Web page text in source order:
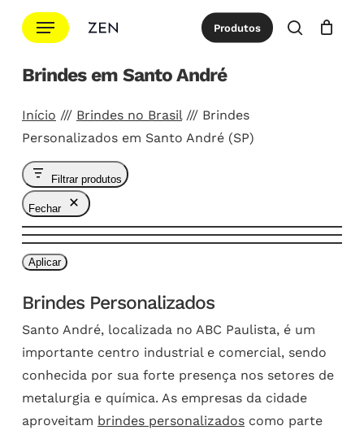
para
conteúdo
Menu Produtos
procurar
Cotação Close
Brindes em Santo André
Início /// Brindes no Brasil/// Brindes
Personalizados em Santo André (SP)
Filtrar produtos
Fechar
Aplicar
Brindes Personalizados
Santo André, localizada no ABC Paulista, é um
importante centro industrial e comercial, sendo
conhecida por sua forte presença nos setores de
metalurgia e química. As empresas da cidade
aproveitam brindes personalizados como parte